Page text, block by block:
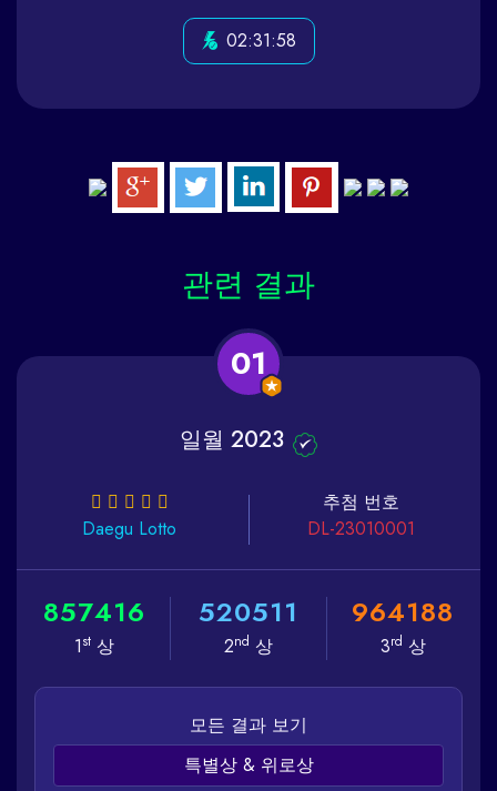
02:31:58
관련 결과
01
일월 2023
Daegu Lotto
추첨 번호
DL-23010001
857416
1st상
520511
2nd 상
964188
3rd 상
모든 결과 보기
특별상 & 위로상